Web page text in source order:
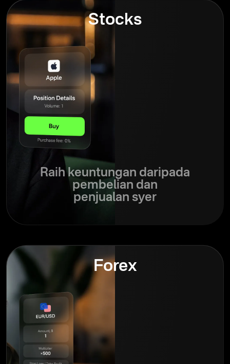
Stocks
Raih keuntungan daripada
pembelian dan
penjualan syer
Forex